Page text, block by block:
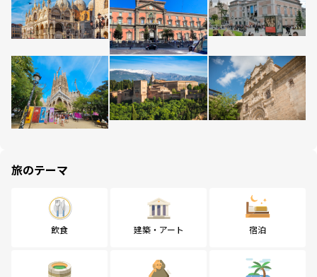
旅のテーマ
飲食 建築・アート 宿泊